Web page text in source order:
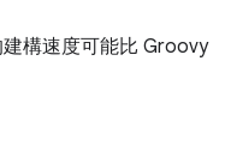
構速度可能比 Groovy